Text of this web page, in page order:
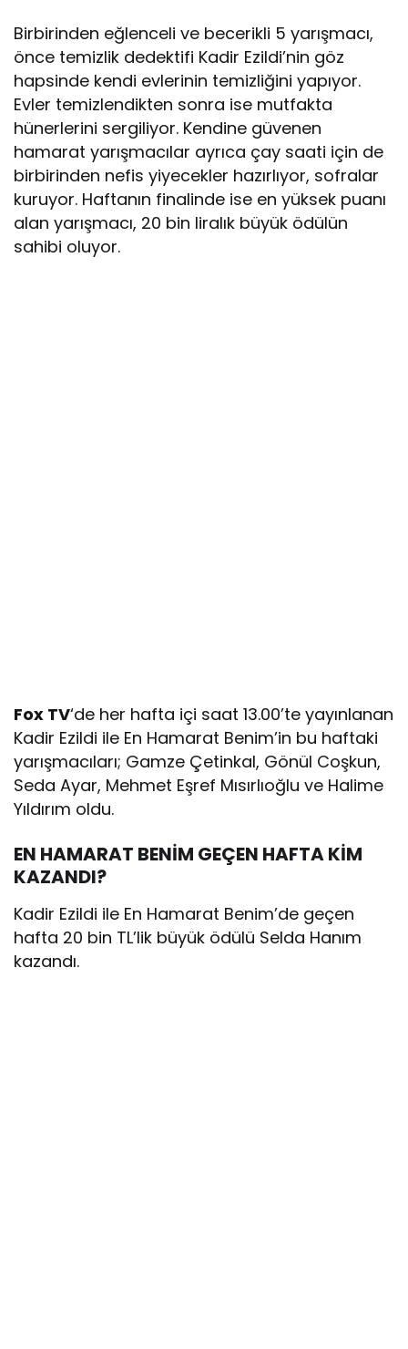
Birbirinden eğlenceli ve becerikli 5 yarışmacı,
önce temizlik dedektifi Kadir Ezildi’nin göz
hapsinde kendi evlerinin temizliğini yapıyor.
Evler temizlendikten sonra ise mutfakta
hünerlerini sergiliyor. Kendine güvenen
hamarat yarışmacılar ayrıca çay saati için de
birbirinden nefis yiyecekler hazırlıyor, sofralar
kuruyor. Haftanın finalinde ise en yüksek puanı
alan yarışmacı, 20 bin liralık büyük ödülün
sahibi oluyor.
Fox TV‘de her hafta içi saat 13.00’te yayınlanan
Kadir Ezildi ile En Hamarat Benim’in bu haftaki
yarışmacıları; Gamze Çetinkal, Gönül Coşkun,
Seda Ayar, Mehmet Eşref Mısırlıoğlu ve Halime
Yıldırım oldu.
EN HAMARAT BENİM GEÇEN HAFTA KİM
KAZANDI?
Kadir Ezildi ile En Hamarat Benim’de geçen
hafta 20 bin TL’lik büyük ödülü Selda Hanım
kazandı.